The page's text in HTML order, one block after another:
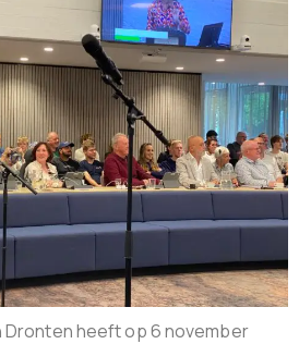
Dronten heeft op 6 november